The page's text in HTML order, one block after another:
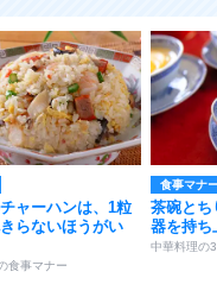
ャーハンは、1粒
らないほうがい
食事マナー
食事マナ
茶碗とち
器を持ち
中華料理の